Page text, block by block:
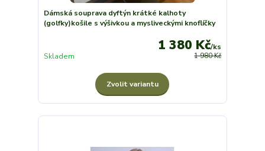
Dámská souprava dyftýn krátké kalhoty
(golfky)košile s výšivkou a mysliveckými knoflíčky
1 980 Kč
1 380 Kč/ks
Skladem
Zvolit variantu